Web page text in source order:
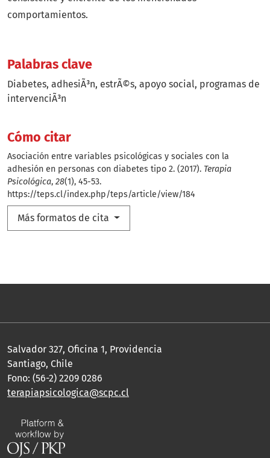
Palabras clave
Diabetes adhesiÃ³n estrÃ©s apoyo social programas de
intervenciÃ³n
Cómo citar
Asociación entre variables psicológicas y sociales con la
adhesión en personas con diabetes tipo 2. (2017). Terapia
Psicológica, 28(1), 45-53.
https://teps.cl/index.php/teps/article/view/184
Más formatos de cita
comportamientos.
Salvador 327, Oficina 1, Providencia
Santiago, Chile
Fono: (56-2) 2209 0286
terapiapsicologica@scpc.cl